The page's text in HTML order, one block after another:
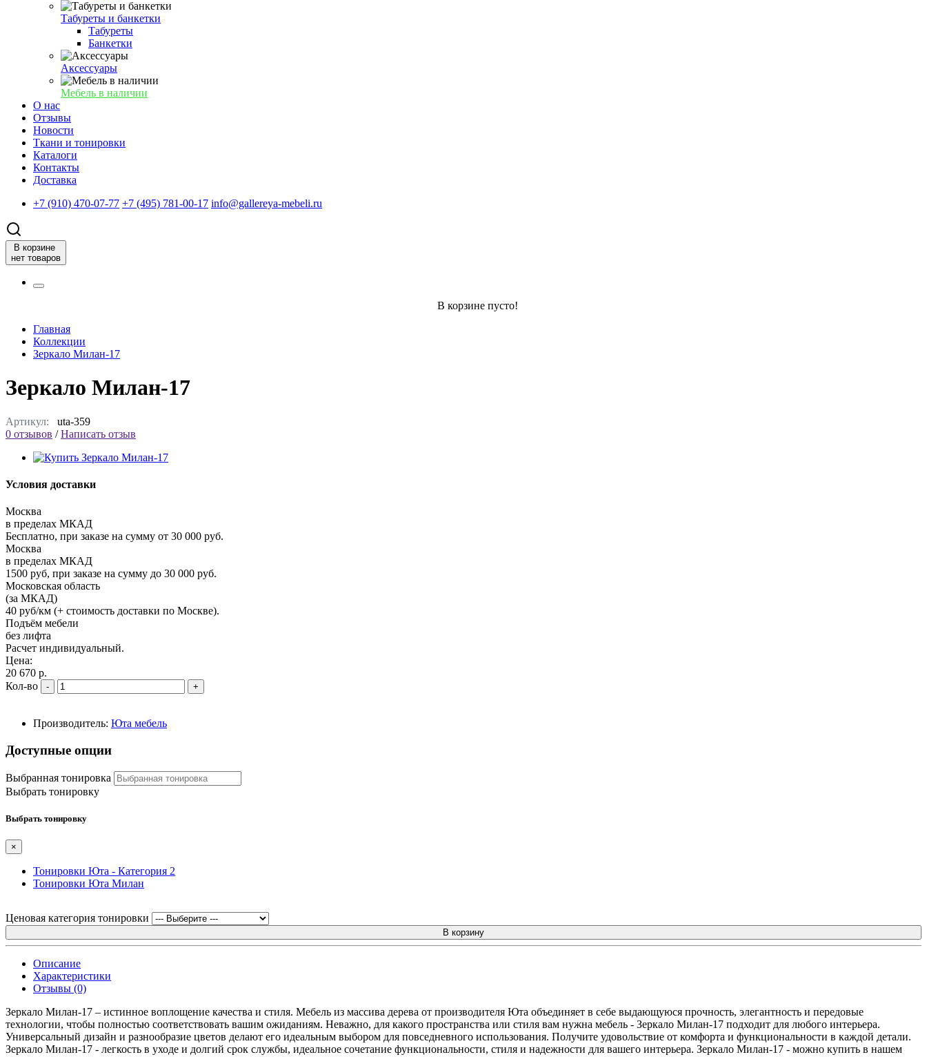
Табуреты и банкетки
Табуреты
Банкетки
Аксессуары
Мебель в наличии
О нас
Отзывы
Новости
Ткани и тонировки
Каталоги
Контакты
Доставка
+7 (910) 470-07-77 +7 (495) 781-00-17 info@gallereya-mebeli.ru
В корзине
нет товаров
В корзине пусто!
Главная
Коллекции
Зеркало Милан-17
Зеркало Милан-17
Артикул: uta-359
0 отзывов /Написать отзыв
Условия доставки
Москва
в пределах МКАД
Бесплатно, при заказе на сумму от 30 000 руб.
Москва
в пределах МКАД
1500 руб, при заказе на сумму до 30 000 руб.
Московская область
(за МКАД)
40 руб/км (+ стоимость доставки по Москве).
Подъём мебели
без лифта
Расчет индивидуальный.
Цена:
20 670 р.
Кол-во
- +
Производитель: Юта мебель
Доступные опции
Выбранная тонировка
Выбрать тонировку
Выбрать тонировку
×
Тонировки Юта - Категория 2
Тонировки Юта Милан
Ценовая категория тонировки
В корзину
Описание
Характеристики
Отзывы (0)
Зеркало Милан-17 – истинное воплощение качества и стиля. Мебель из массива дерева от производителя Юта объединяет в себе выдающуюся прочность, элегантность и передовые
технологии, чтобы полностью соответствовать вашим ожиданиям. Неважно, для какого пространства или стиля вам нужна мебель - Зеркало Милан-17 подходит для любого интерьера.
Универсальный дизайн и разнообразие цветов делают его идеальным выбором для повседневного использования. Получите удовольствие от комфорта и функциональности в каждой детали.
Зеркало Милан-17 - легкость в уходе и долгий срок службы, идеальное сочетание функциональности, стиля и надежности для вашего интерьера. Зеркало Милан-17 - можно купить в нашем